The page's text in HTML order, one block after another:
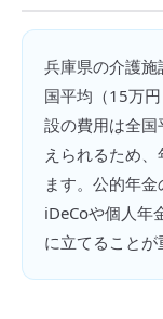
兵庫県の介護施
国平均（15万円
設の費用は全
えられるため
ます。公的年金
iDeCoや個人年
に立てることが